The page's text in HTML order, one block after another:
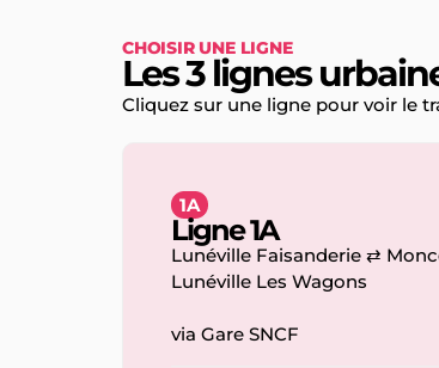
CHOISIR UNE LIGNE
Les 3 lignes
Cliquez sur une ligne pour voir le
1A
Ligne 1A
Lunéville Faisanderie ⇄
Lunéville Les Wagons
via Gare SNCF